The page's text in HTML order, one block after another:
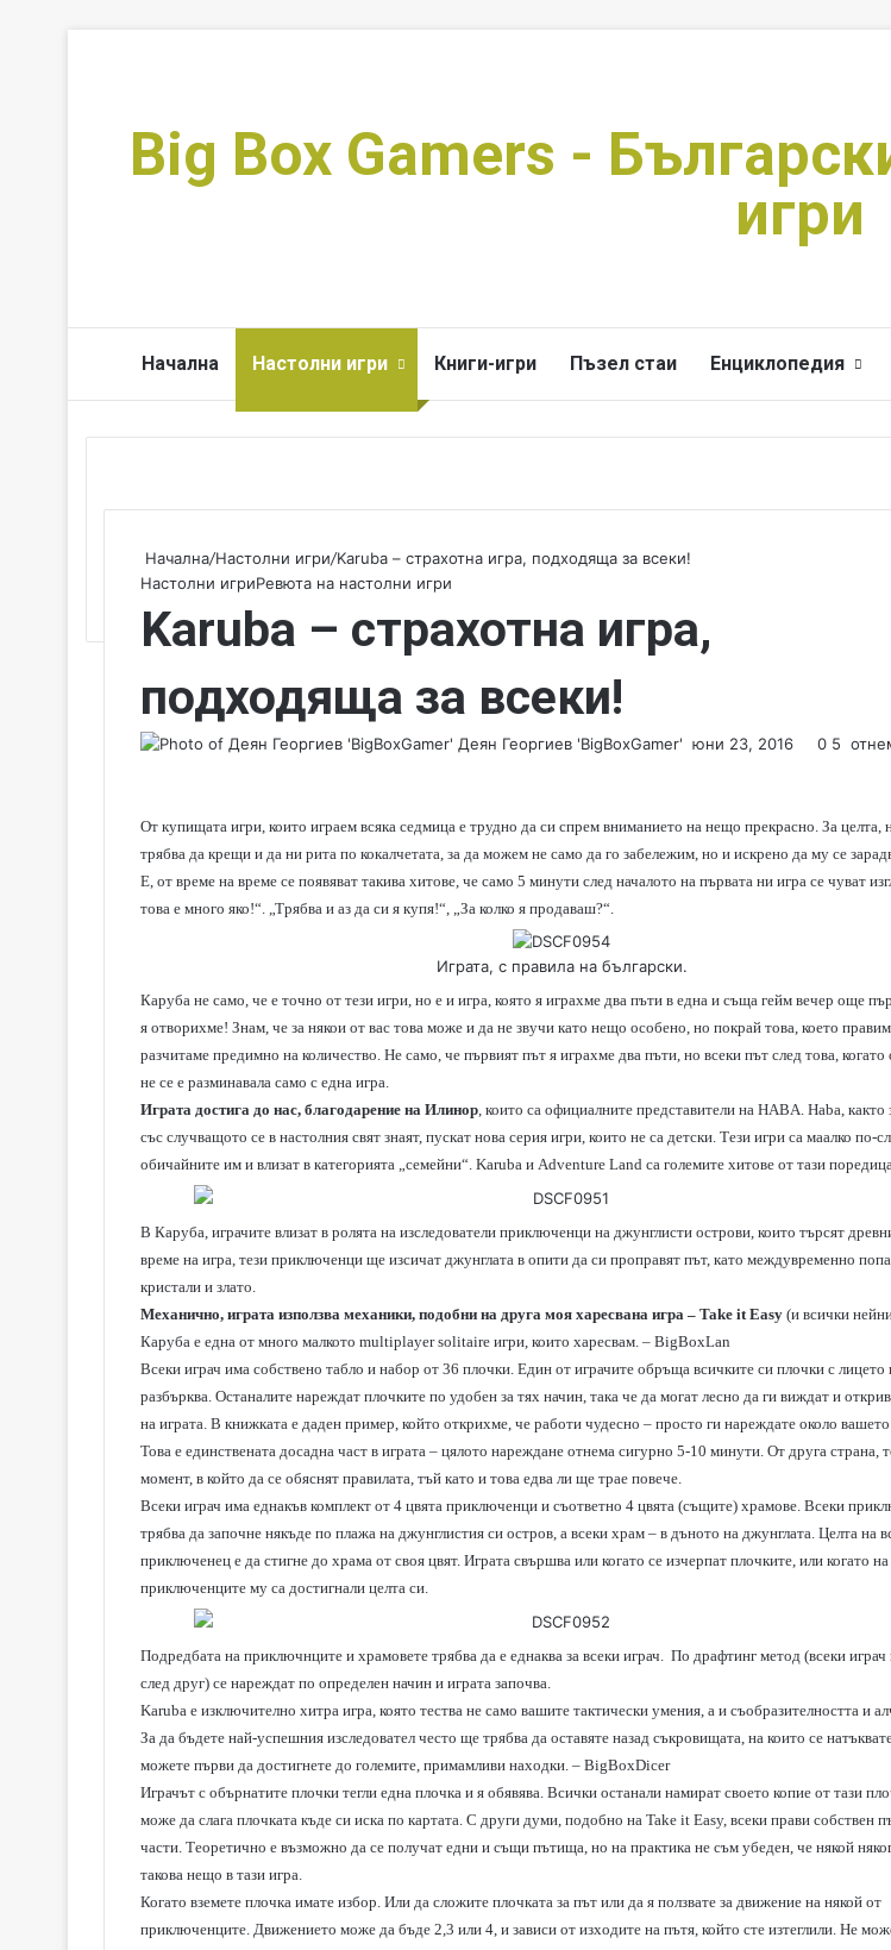
Big Box Gamers -
игри
Начална Настолни игри Книги-игри Пъзел стаи Енциклопедия
Начална/Настолни игри/Karuba – страхотна игра, подходяща за всеки!
Настолни игриРевюта на настолни игри
Karuba – страхотна игра,
подходяща за всеки!
Деян Георгиев 'BigBoxGamer' S
юни 23, 2016 0 5
От купищата игри, които играем всяка седмица е трудно да си спрем вниманието на нещо прекрасно. За целта,
трябва да крещи и да ни рита по кокалчетата, за да можем не само да го забележим, но и искрено да му се
Е, от време на време се появяват такива хитове, че само 5 минути след началото на първата ни игра се чуват
това е много яко!“. „Трябва и аз да си я купя!“, „За колко я продаваш?“.
Играта, с правила на български.
Каруба не само, че е точно от тези игри, но е и игра, която я играхме два пъти в една и съща гейм вечер още
я отворихме! Знам, че за някои от вас това може и да не звучи като нещо особено, но покрай това, което
разчитаме предимно на количество. Не само, че първият път я играхме два пъти, но всеки път след това, когато
не се е разминавала само с една игра.
Играта достига до нас, благодарение на Илинор, които са официалните представители на HABA. Haba, както
със случващото се в настолния свят знаят, пускат нова серия игри, които не са детски. Тези игри са маалко по-
обичайните им и влизат в категорията „семейни“. Karuba и Adventure Land са големите хитове от тази
В Каруба, играчите влизат в ролята на изследователи приключенци на джунглисти острови, които търсят
време на игра, тези приключенци ще изсичат джунглата в опити да си проправят път, като междувременно
кристали и злато.
Механично, играта използва механики, подобни на друга моя харесвана игра – Take it Easy (и всички
Каруба е една от много малкото multiplayer solitaire игри, които харесвам. – BigBoxLan
Всеки играч има собствено табло и набор от 36 плочки. Един от играчите обръща всичките си плочки с лицето
разбърква. Останалите нареждат плочките по удобен за тях начин, така че да могат лесно да ги виждат и
на играта. В книжката е даден пример, който открихме, че работи чудесно – просто ги нареждате около
Това е единствената досадна част в играта – цялото нареждане отнема сигурно 5-10 минути. От друга страна,
момент, в който да се обяснят правилата, тъй като и това едва ли ще трае повече.
Всеки играч има еднакъв комплект от 4 цвята приключенци и съответно 4 цвята (същите) храмове. Всеки
трябва да започне някъде по плажа на джунглистия си остров, а всеки храм – в дъното на джунглата. Целта на
приключенец е да стигне до храма от своя цвят. Играта свършва или когато се изчерпат плочките, или когато
приключенците му са достигнали целта си.
Подредбата на приключнците и храмовете трябва да е еднаква за всеки играч. По драфтинг метод (всеки
след друг) се нареждат по определен начин и играта започва.
Karuba е изключително хитра игра, която тества не само вашите тактически умения, а и съобразителността и
За да бъдете най-успешния изследовател често ще трябва да оставяте назад съкровищата, на които се
можете първи да достигнете до големите, примамливи находки. – BigBoxDicer
Играчът с обърнатите плочки тегли една плочка и я обявява. Всички останали намират своето копие от тази
може да слага плочката къде си иска по картата. С други думи, подобно на Take it Easy, всеки прави собствен
части. Теоретично е възможно да се получат едни и същи пътища, но на практика не съм убеден, че някой
такова нещо в тази игра.
Когато вземете плочка имате избор. Или да сложите плочката за път или да я ползвате за движение на някой от
приключенците. Движението може да бъде 2,3 или 4, и зависи от изходите на пътя, който сте изтеглили. Не